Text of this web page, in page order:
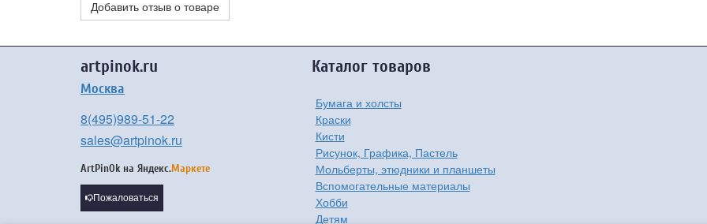
Добавить отзыв о товаре
artpinok.ru
Москва
8(495)989-51-22
sales@artpinok.ru
ArtPinOk на Яндекс.Маркете
Пожаловаться
Каталог товаров
Бумага и холсты
Краски
Кисти
Рисунок, Графика, Пастель
Мольберты, этюдники и планшеты
Вспомогательные материалы
Хобби
Детям